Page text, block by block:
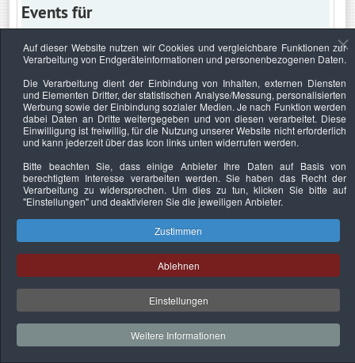
Events für
Keine Termine
Datenschutzerklärung Urheberrechtsnachweise Nachhaltigkeit
Copyright © 2026. Bundesverband Deutscher
Sachverständiger und Fachgutachter e.V..
Auf dieser Website nutzen wir Cookies und vergleichbare Funktionen zur
Verarbeitung von Endgeräteinformationen und personenbezogenen Daten.
Die Verarbeitung dient der Einbindung von Inhalten, externen Diensten
und Elementen Dritter, der statistischen Analyse/Messung, personalisierten
Werbung sowie der Einbindung sozialer Medien. Je nach Funktion werden
dabei Daten an Dritte weitergegeben und von diesen verarbeitet. Diese
Einwilligung ist freiwillig, für die Nutzung unserer Website nicht erforderlich
und kann jederzeit über das Icon links unten widerrufen werden.
Bitte beachten Sie, dass einige Anbieter Ihre Daten auf Basis von
berechtigtem Interesse verarbeiten werden. Sie haben das Recht der
Verarbeitung zu widersprechen. Um dies zu tun, klicken Sie bitte auf
"Einstellungen"und deaktivieren Sie die jeweiligen Anbieter.
Zustimmen
Ablehnen
Einstellungen
Weitere Informationen